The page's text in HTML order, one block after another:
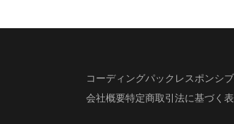
「道」とい...
コーディングパック レスポンシ
会社概要特定商取引法に基づく